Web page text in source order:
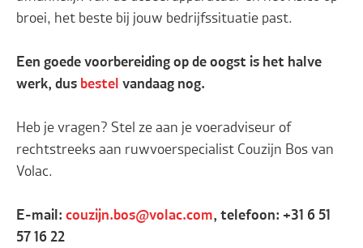
broei, het beste bij jouw bedrijfssituatie past.
Een goede voorbereiding op de oogst is het halve
werk, dus bestel vandaag nog.
Heb je vragen? Stel ze aan je voeradviseur of
rechtstreeks aan ruwvoerspecialist Couzijn Bos van
Volac.
E-mail:couzijn.bos@volac.com, telefoon: +31 6 51
57 16 22